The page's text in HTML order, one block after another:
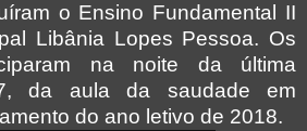
o Ensino Fundamental II
Libânia Lopes Pessoa. Os
na noite da última
da aula da saudade em
do ano letivo de 2018.